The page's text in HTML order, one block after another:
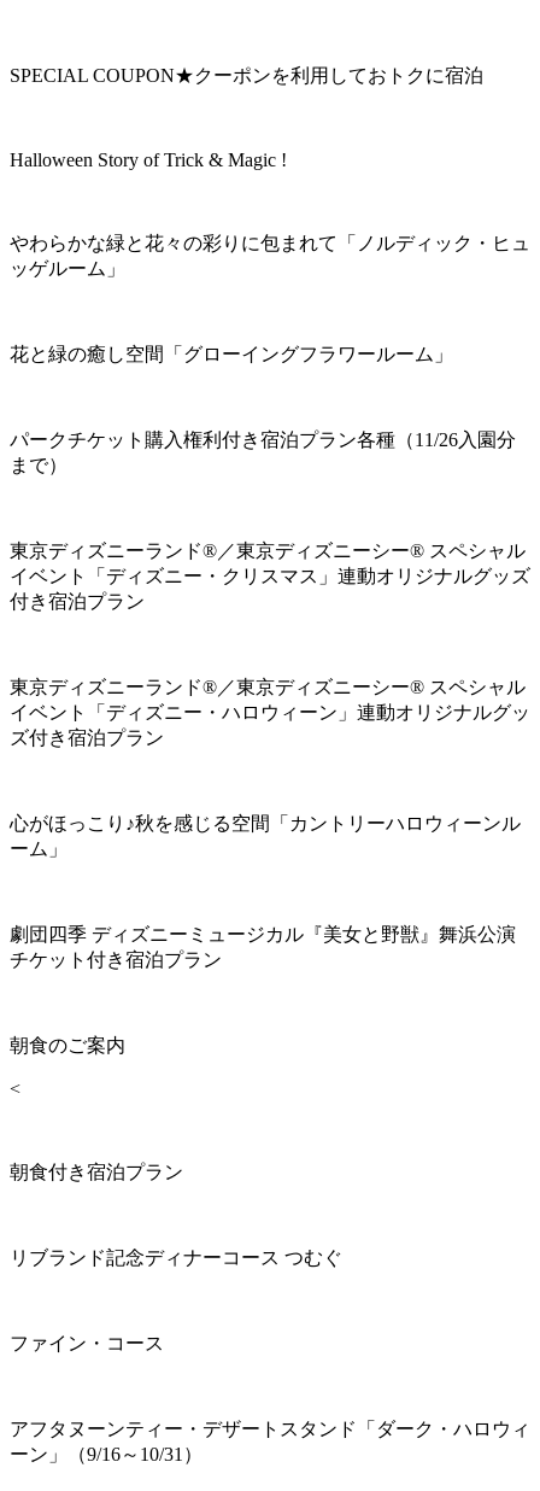
SPECIAL COUPON★クーポンを利用しておトクに宿泊
Halloween Story of Trick & Magic !
やわらかな緑と花々の彩りに包まれて「ノルディック・ヒュ
ッゲルーム」
花と緑の癒し空間「グローイングフラワールーム」
パークチケット購入権利付き宿泊プラン各種（11/26入園分
まで）
東京ディズニーランド®／東京ディズニーシー® スペシャル
イベント「ディズニー・クリスマス」連動オリジナルグッズ
付き宿泊プラン
東京ディズニーランド®／東京ディズニーシー® スペシャル
イベント「ディズニー・ハロウィーン」連動オリジナルグッ
ズ付き宿泊プラン
心がほっこり♪秋を感じる空間「カントリーハロウィーンル
ーム」
劇団四季 ディズニーミュージカル『美女と野獣』舞浜公演
チケット付き宿泊プラン
朝食のご案内
<
朝食付き宿泊プラン
リブランド記念ディナーコース つむぐ
ファイン・コース
アフタヌーンティー・デザートスタンド「ダーク・ハロウィ
ーン」（9/16～10/31）